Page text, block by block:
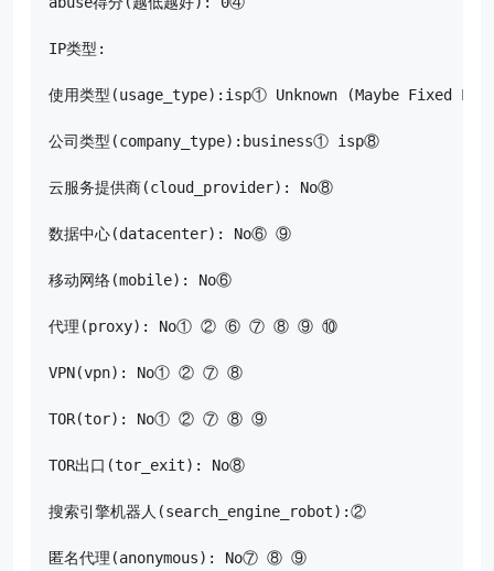
IP类型:
使用类型(usage_type):isp① Unknown (Maybe Fixed
公司类型(company_type):business① isp⑧
云服务提供商(cloud_provider): No⑧
数据中心(datacenter): No⑥ ⑨
移动网络(mobile): No⑥
代理(proxy): No① ② ⑥ ⑦ ⑧ ⑨ ⑩
VPN(vpn): No① ② ⑦ ⑧
TOR(tor): No① ② ⑦ ⑧ ⑨
TOR出口(tor_exit): No⑧
搜索引擎机器人(search_engine_robot):②
匿名代理(anonymous): No⑦ ⑧ ⑨